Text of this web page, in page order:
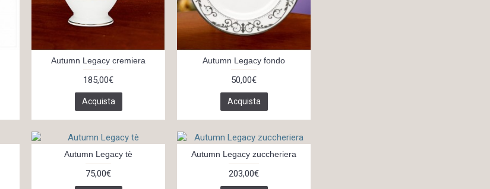
Autumn Legacy cremiera
185,00€
Acquista
Autumn Legacy fondo
50,00€
Acquista
Autumn Legacy tè
75,00€
Autumn Legacy zuccheriera
203,00€